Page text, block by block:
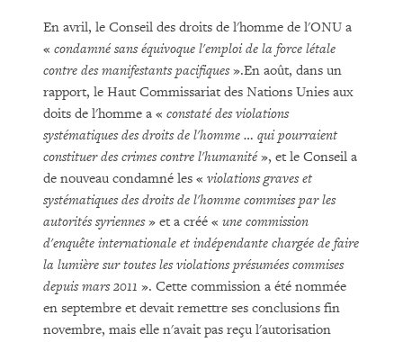
En avril, le Conseil des droits de l'homme de l'ONU a
« condamné sans équivoque l'emploi de la force létale
contre des manifestants pacifiques».En août, dans un
rapport, le Haut Commissariat des Nations Unies aux
doits de l'homme a « constaté des violations
systématiques des droits de l'homme … qui pourraient
constituer des crimes contre l'humanité», et le Conseil a
de nouveau condamné les « violations graves et
systématiques des droits de l'homme commises par les
autorités syriennes» et a créé « une commission
d'enquête internationale et indépendante chargée de faire
la lumière sur toutes les violations présumées commises
depuis mars 2011 ». Cette commission a été nommée
en septembre et devait remettre ses conclusions fin
novembre, mais elle n'avait pas reçu l'autorisation